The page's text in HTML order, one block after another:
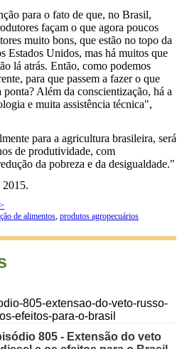
para o fato de que, no Brasil,
façam o que agora poucos
muito bons, que estão no topo da
Estados Unidos, mas há muitos que
lá atrás. Então, como podemos
para que passem a fazer o que
ponta? Além da conscientização, há a
e muita assistência técnica",
para a agricultura brasileira, será
de produtividade, com
da pobreza e da desigualdade."
2015.
de alimentos, produtos agropecuários
805 - Extensão do veto